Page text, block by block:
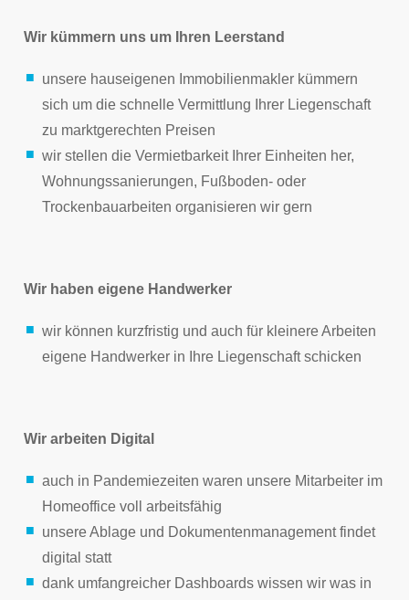
Wir kümmern uns um Ihren Leerstand
unsere hauseigenen Immobilienmakler kümmern
sich um die schnelle Vermittlung Ihrer Liegenschaft
zu marktgerechten Preisen
wir stellen die Vermietbarkeit Ihrer Einheiten her,
Wohnungssanierungen, Fußboden- oder
Trockenbauarbeiten organisieren wir gern
Wir haben eigene Handwerker
wir können kurzfristig und auch für kleinere Arbeiten
eigene Handwerker in Ihre Liegenschaft schicken
Wir arbeiten Digital
auch in Pandemiezeiten waren unsere Mitarbeiter im
Homeoffice voll arbeitsfähig
unsere Ablage und Dokumentenmanagement findet
digital statt
dank umfangreicher Dashboards wissen wir was in